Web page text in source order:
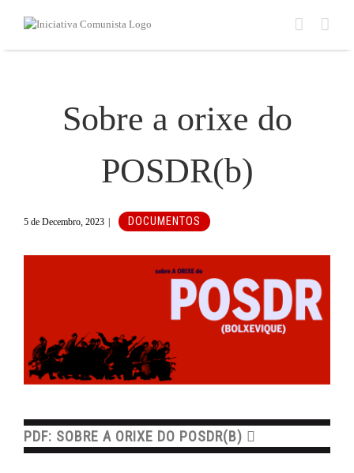
Sobre a orixe do
POSDR(b)
5 de Decembro, 2023 DOCUMENTOS
PDF: SOBRE A ORIXE DO POSDR(B)